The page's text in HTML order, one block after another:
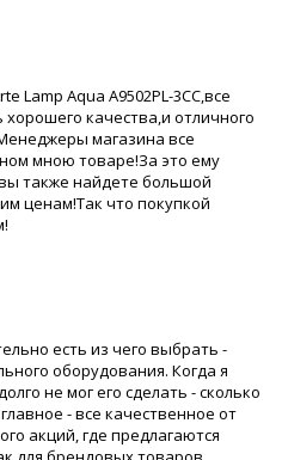
Lamp Aqua A9502PL-3CC,все
качества,и отличного
магазина все
мною товаре!За это ему
также найдете большой
ценам!Так что покупкой
есть из чего выбрать -
оборудования. Когда я
не мог его сделать - сколько
- все качественное от
акций, где предлагаются